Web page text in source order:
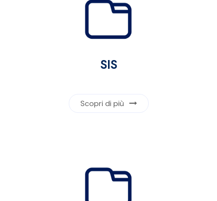
SIS
Scopri di più